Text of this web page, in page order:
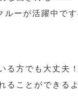
ーが活躍中で
方でも大丈夫
ことができる